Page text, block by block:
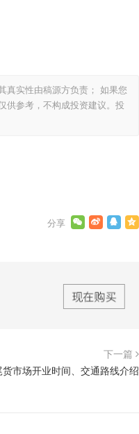
真实性由稿源方负责； 如果您
供参考，不构成投资建议。投
下一篇
货市场开业时间、交通路线介绍